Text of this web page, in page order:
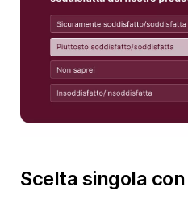
Scelta singola